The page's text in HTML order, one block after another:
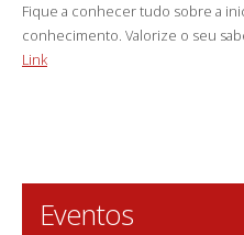
Fique a conhecer tudo sobre a
conhecimento. Valorize o seu
Link
Eventos